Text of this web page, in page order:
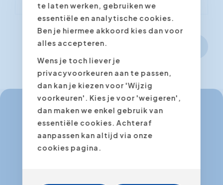
info@expertacademy.be
+32 3 235 32 49
te laten werken, gebruiken we
essentiële en analytische cookies.
Ben je hiermee akkoord kies dan voor
alles accepteren.
Wens je toch liever je
privacyvoorkeuren aan te passen,
dan kan je kiezen voor 'Wijzig
voorkeuren'. Kies je voor 'weigeren',
dan maken we enkel gebruik van
essentiële cookies. Achteraf
aanpassen kan altijd via onze
cookies pagina.